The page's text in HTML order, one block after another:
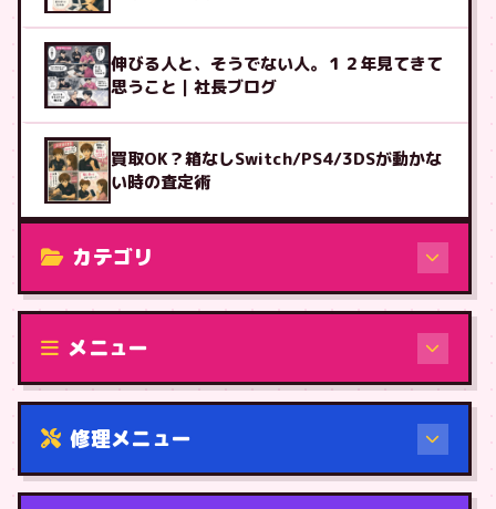
伸びる人と、そうでない人。１２年見てきて
思うこと｜社長ブログ
買取OK？箱なしSwitch/PS4/3DSが動かな
い時の査定術
カテゴリ
修理（機種から）
メニュー
修理メニュー
機種から